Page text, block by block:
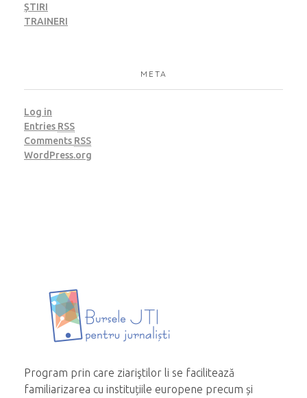
ȘTIRI
TRAINERI
META
Log in
Entries RSS
Comments RSS
WordPress.org
Program prin care ziariştilor li se facilitează
familiarizarea cu instituțiile europene precum și